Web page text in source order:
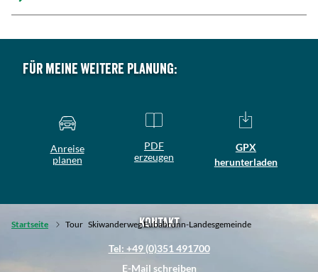
Für meine weitere Planung:
Anreise
planen
PDF
erzeugen
GPX
herunterladen
Startseite Tour Skiwanderweg Eubabrunn-Landesgemeinde
Kontakt
Tel: +49 (0)351 491700
E-Mail schreiben